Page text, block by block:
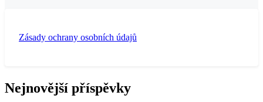
Zásady ochrany osobních údajů
Nejnovější příspěvky